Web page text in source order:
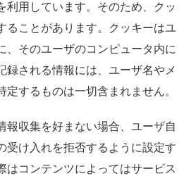
利用しています。そのため、クッ
ることがあります。クッキーはユ
、そのユーザのコンピュータ内に
録される情報には、ユーザ名やメ
するものは一切含まれません。
報収集を好まない場合、ユーザ自
受け入れを拒否するように設定す
はコンテンツによってはサービス